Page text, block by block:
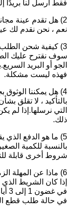
فقط أرسل لنا بريدًا
2) هل تقدم عينة مجانية للاختبار؟
نعم ، نحن نقدم لك
3) كيفية شحن الطلب؟
سوف نقترح عليك
الجو أو البريد
فهذه ليست مشكلة.
4) هل يمكننا الوثوق بجودة المنتج من PUFENG؟
بالتأكيد ، لا تقلق
التي نرسلها.إذا
ذلك.
5) ما هو الدفع الذي يقبله PUFENG؟
شروط أخرى قابلة
6) ماذا عن المهلة الزمنية لكل طلب؟
إذا كان الشريط
في غضون 1 إلى 3 أيام.
في حالة طلب قطع